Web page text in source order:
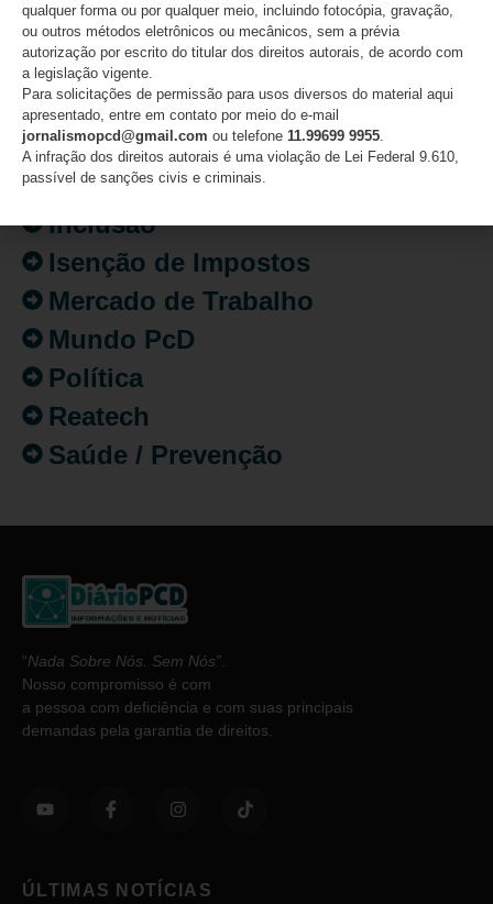
Acessibilidade
Artigo/Opinião
Atualidades
Destaques
Fatos
Inclusão
Isenção de Impostos
Mercado de Trabalho
Mundo PcD
Política
Reatech
Saúde / Prevenção
“Nada Sobre Nós. Sem Nós”
Nosso compromisso é com
a pessoa com deficiência e com suas principais
demandas pela garantia de direitos.
ÚLTIMAS NOTÍCIAS
qualquer forma ou por qualquer meio, incluindo fotocópia, gravação,
ou outros métodos eletrônicos ou mecânicos, sem a prévia
autorização por escrito do titular dos direitos autorais, de acordo com
a legislação vigente.
Para solicitações de permissão para usos diversos do material aqui
apresentado, entre em contato por meio do e-mail
jornalismopcd@gmail.com ou telefone 11.99699 9955
A infração dos direitos autorais é uma violação de Lei Federal 9.610,
passível de sanções civis e criminais.